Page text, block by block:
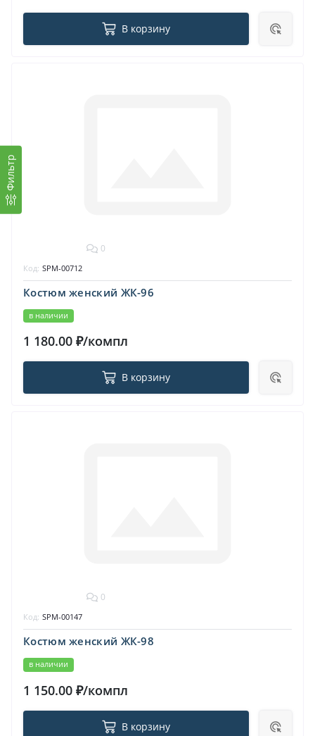
Фильтр
В корзину
0
Костюм женский ЖК-96
в наличии
Код: SPM-00712
1 180.00 ₽/компл
В корзину
0
Костюм женский ЖК-98
в наличии
Код: SPM-00147
1 150.00 ₽/компл
В корзину